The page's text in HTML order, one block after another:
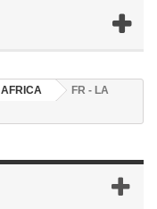
AFRICA
FR - LA